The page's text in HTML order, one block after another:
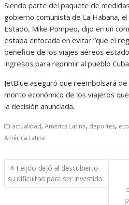
Siendo parte del paquete de
gobierno comunista de La Habana,
Estado, Mike Pompeo, dijo en un
estaba enfocada en evitar “que el
beneficie de los viajes aéreos
ingresos para reprimir al pueblo
JetBlue aseguró que reembolsará
monto económico de los viajeros
la decisión anunciada.
actualidad,América Latina, deportes,
América Latina
Navegación
de
entradas
Feijóo dejó al descubierto
su dificultad para ser investido